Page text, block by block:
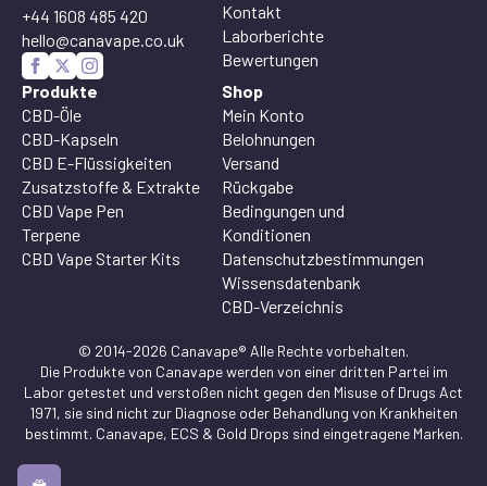
+44 1608 485 420
hello@canavape.co.uk
Kontakt
Laborberichte
Bewertungen
Produkte
CBD-Öle
CBD-Kapseln
CBD E-Flüssigkeiten
Zusatzstoffe & Extrakte
CBD Vape Pen
Terpene
CBD Vape Starter Kits
Shop
Mein Konto
Belohnungen
Versand
Rückgabe
Bedingungen und
Konditionen
Datenschutzbestimmungen
Wissensdatenbank
CBD-Verzeichnis
© 2014-2026 Canavape® Alle Rechte vorbehalten.
Die Produkte von Canavape werden von einer dritten Partei im
Labor getestet und verstoßen nicht gegen den Misuse of Drugs Act
1971, sie sind nicht zur Diagnose oder Behandlung von Krankheiten
bestimmt. Canavape, ECS & Gold Drops sind eingetragene Marken.